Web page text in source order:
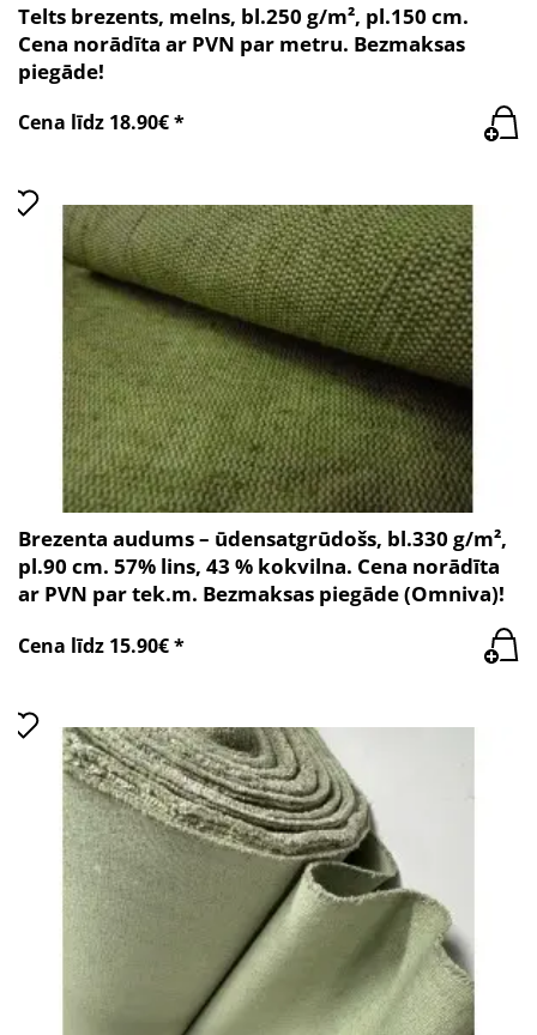
Telts brezents, melns, bl.250 g/m², pl.150 cm.
Cena norādīta ar PVN par metru. Bezmaksas
piegāde!
Cena līdz 18.90€ *
Brezenta audums – ūdensatgrūdošs, bl.330 g/m²,
pl.90 cm. 57% lins, 43 % kokvilna. Cena norādīta
ar PVN par tek.m. Bezmaksas piegāde (Omniva)!
Cena līdz 15.90€ *